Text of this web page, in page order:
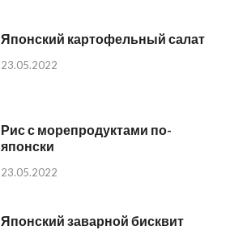
Японский картофельный салат
23.05.2022
Рис с морепродуктами по-
японски
23.05.2022
Японский заварной бисквит